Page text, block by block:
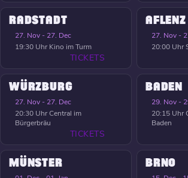
RADSTADT
27. Nov - 27. Dec
19:30 Uhr Kino im Turm
TICKETS
AFLENZ
27. Nov -
20:00 Uhr
WÜRZBURG
27. Nov - 27. Dec
20:30 UhrCentral im
Bürgerbräu
TICKETS
BADEN
29. Nov -
20:15 Uhr
Baden
MÜNSTER BRNO